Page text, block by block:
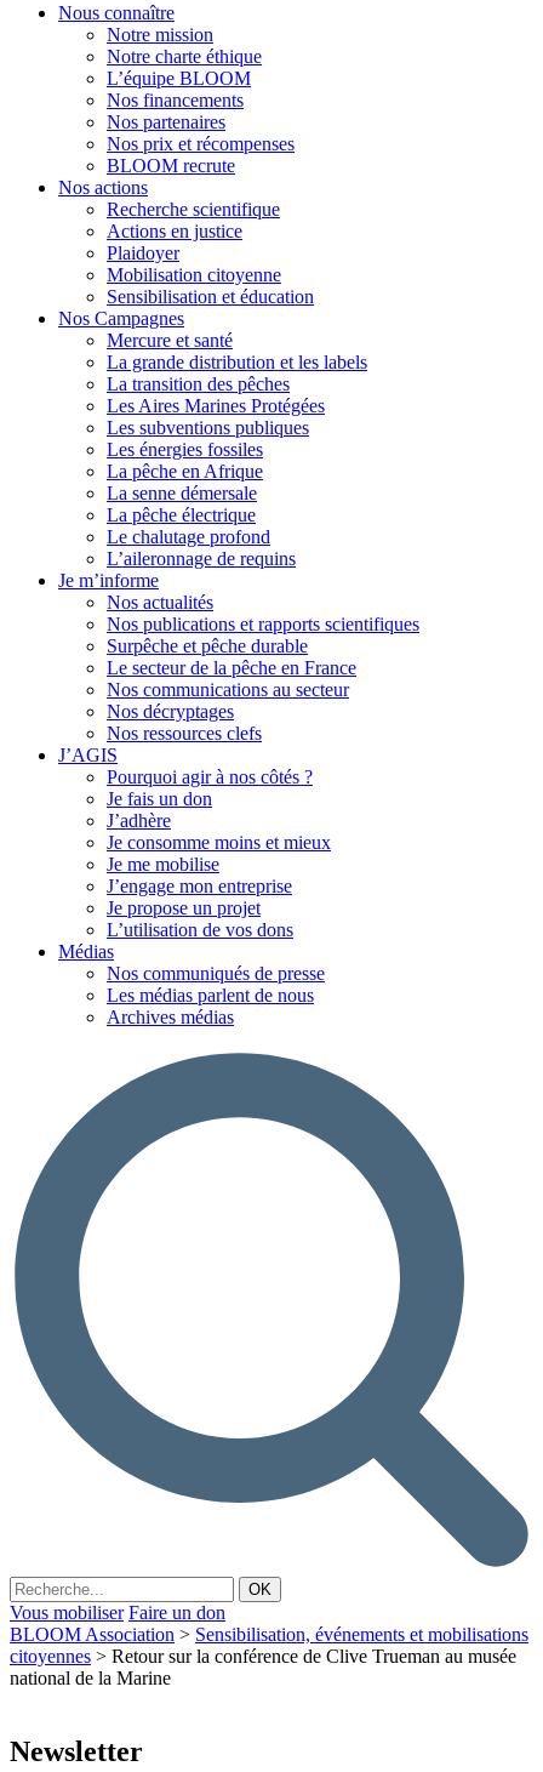
Nous connaître
Notre mission
Notre charte éthique
L’équipe BLOOM
Nos financements
Nos partenaires
Nos prix et récompenses
BLOOM recrute
Nos actions
Recherche scientifique
Actions en justice
Plaidoyer
Mobilisation citoyenne
Sensibilisation et éducation
Nos Campagnes
Mercure et santé
La grande distribution et les labels
La transition des pêches
Les Aires Marines Protégées
Les subventions publiques
Les énergies fossiles
La pêche en Afrique
La senne démersale
La pêche électrique
Le chalutage profond
L’aileronnage de requins
Je m’informe
Nos actualités
Nos publications et rapports scientifiques
Surpêche et pêche durable
Le secteur de la pêche en France
Nos communications au secteur
Nos décryptages
Nos ressources clefs
J’AGIS
Pourquoi agir à nos côtés ?
Je fais un don
J’adhère
Je consomme moins et mieux
Je me mobilise
J’engage mon entreprise
Je propose un projet
L’utilisation de vos dons
Médias
Nos communiqués de presse
Les médias parlent de nous
Archives médias
Vous mobiliser Faire un don
BLOOM Association > Sensibilisation, événements et mobilisations
citoyennes > Retour sur la conférence de Clive Trueman au musée
national de la Marine
Newsletter